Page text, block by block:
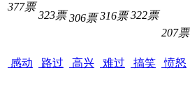
377票
感动
323票
路过
306票
高兴
316票
难过
322票
搞笑
207票
愤怒